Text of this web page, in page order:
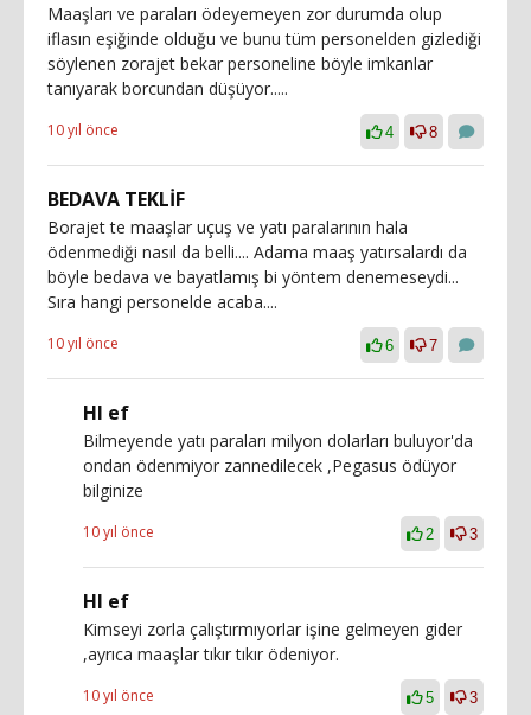
Maaşları ve paraları ödeyemeyen zor durumda olup
iflasın eşiğinde olduğu ve bunu tüm personelden gizlediği
söylenen zorajet bekar personeline böyle imkanlar
tanıyarak borcundan düşüyor.....
10 yıl önce 4 8
BEDAVA TEKLİF
Borajet te maaşlar uçuş ve yatı paralarının hala
ödenmediği nasıl da belli.... Adama maaş yatırsalardı da
böyle bedava ve bayatlamış bi yöntem denemeseydi...
Sıra hangi personelde acaba....
10 yıl önce 6 7
Hl ef
Bilmeyende yatı paraları milyon dolarları buluyor'da
ondan ödenmiyor zannedilecek ,Pegasus ödüyor
bilginize
10 yıl önce 2 3
Hl ef
Kimseyi zorla çalıştırmıyorlar işine gelmeyen gider
,ayrıca maaşlar tıkır tıkır ödeniyor.
10 yıl önce 5 3